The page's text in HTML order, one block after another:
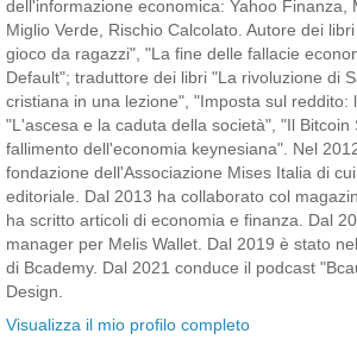
dell'informazione economica: Yahoo Finanza,
Miglio Verde, Rischio Calcolato. Autore dei
gioco da ragazzi", "La fine delle fallacie
Default"; traduttore dei libri "La rivoluzione di
cristiana in una lezione", "Imposta sul reddito:
"L'ascesa e la caduta della società", "Il Bitcoin
fallimento dell'economia keynesiana". Nel
fondazione dell'Associazione Mises Italia di
editoriale. Dal 2013 ha collaborato col
ha scritto articoli di economia e finanza. Dal
manager per Melis Wallet. Dal 2019 è stato
di Bcademy. Dal 2021 conduce il podcast
Design.
Visualizza il mio profilo completo